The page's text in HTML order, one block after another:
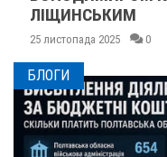
ЛІЩИНСЬКИМ
25 листопада 2025 0
БЛОГИ